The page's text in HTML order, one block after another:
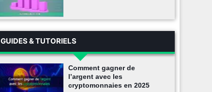
GUIDES & TUTORIELS
Comment gagner de
l’argent avec les
cryptomonnaies en 2025